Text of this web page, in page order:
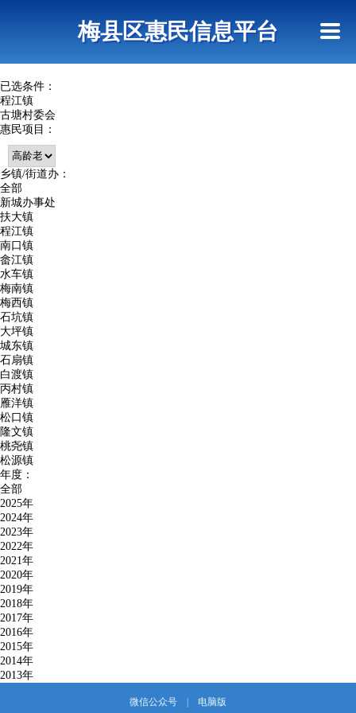
查询指引梅县区惠民信息平台
已选条件：
程江镇
古塘村委会
惠民项目：
乡镇/街道办：
全部
新城办事处
扶大镇
程江镇
南口镇
畲江镇
水车镇
梅南镇
梅西镇
石坑镇
大坪镇
城东镇
石扇镇
白渡镇
丙村镇
雁洋镇
松口镇
隆文镇
桃尧镇
松源镇
年度：
全部
2025年
2024年
2023年
2022年
2021年
2020年
2019年
2018年
2017年
2016年
2015年
2014年
2013年
微信公众号 电脑版